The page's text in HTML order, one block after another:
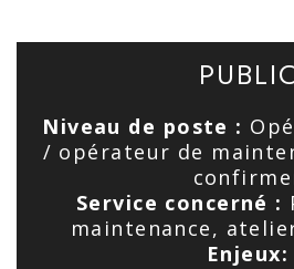
PUBLIC
Niveau de poste :
/ opérateur de
Service concerné :
maintenance,
Enjeux: